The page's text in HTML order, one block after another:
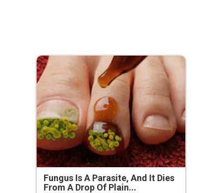
Fungus Is A Parasite, And It Dies
From A Drop Of Plain...